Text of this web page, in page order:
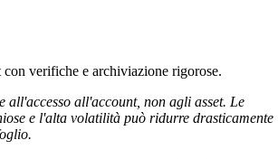
verifiche e archiviazione rigorose.
all'accesso all'account, non agli asset. Le
e l'alta volatilità può ridurre drasticamente